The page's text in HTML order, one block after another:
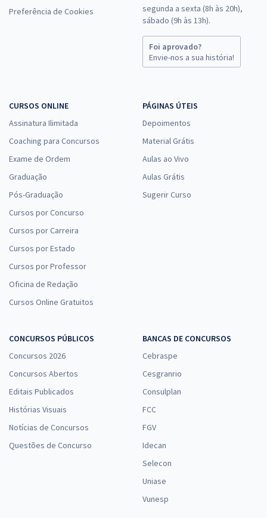
Preferência de Cookies
segunda a sexta (8h às 20h),
sábado (9h às 13h).
Foi aprovado?
Envie-nos a sua história!
CURSOS ONLINE
Assinatura Ilimitada
Coaching para Concursos
Exame de Ordem
Graduação
Pós-Graduação
Cursos por Concurso
Cursos por Carreira
Cursos por Estado
Cursos por Professor
Oficina de Redação
Cursos Online Gratuitos
PÁGINAS ÚTEIS
Depoimentos
Material Grátis
Aulas ao Vivo
Aulas Grátis
Sugerir Curso
CONCURSOS PÚBLICOS
Concursos 2026
Concursos Abertos
Editais Publicados
Histórias Visuais
Notícias de Concursos
Questões de Concurso
BANCAS DE CONCURSOS
Cebraspe
Cesgranrio
Consulplan
FCC
FGV
Idecan
Selecon
Uniase
Vunesp